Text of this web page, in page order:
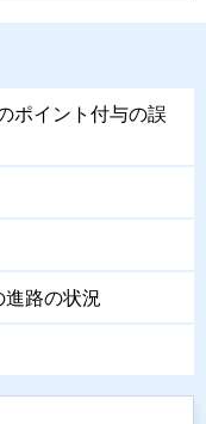
ポイント付与の誤
路の状況